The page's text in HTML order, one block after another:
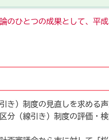
ひとつの成果として、平
）制度の見直しを求める声
分（線引き）制度の評価・